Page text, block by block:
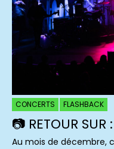
CONCERTS FLASHBACK
📷 RETOUR
Au mois de décembre,